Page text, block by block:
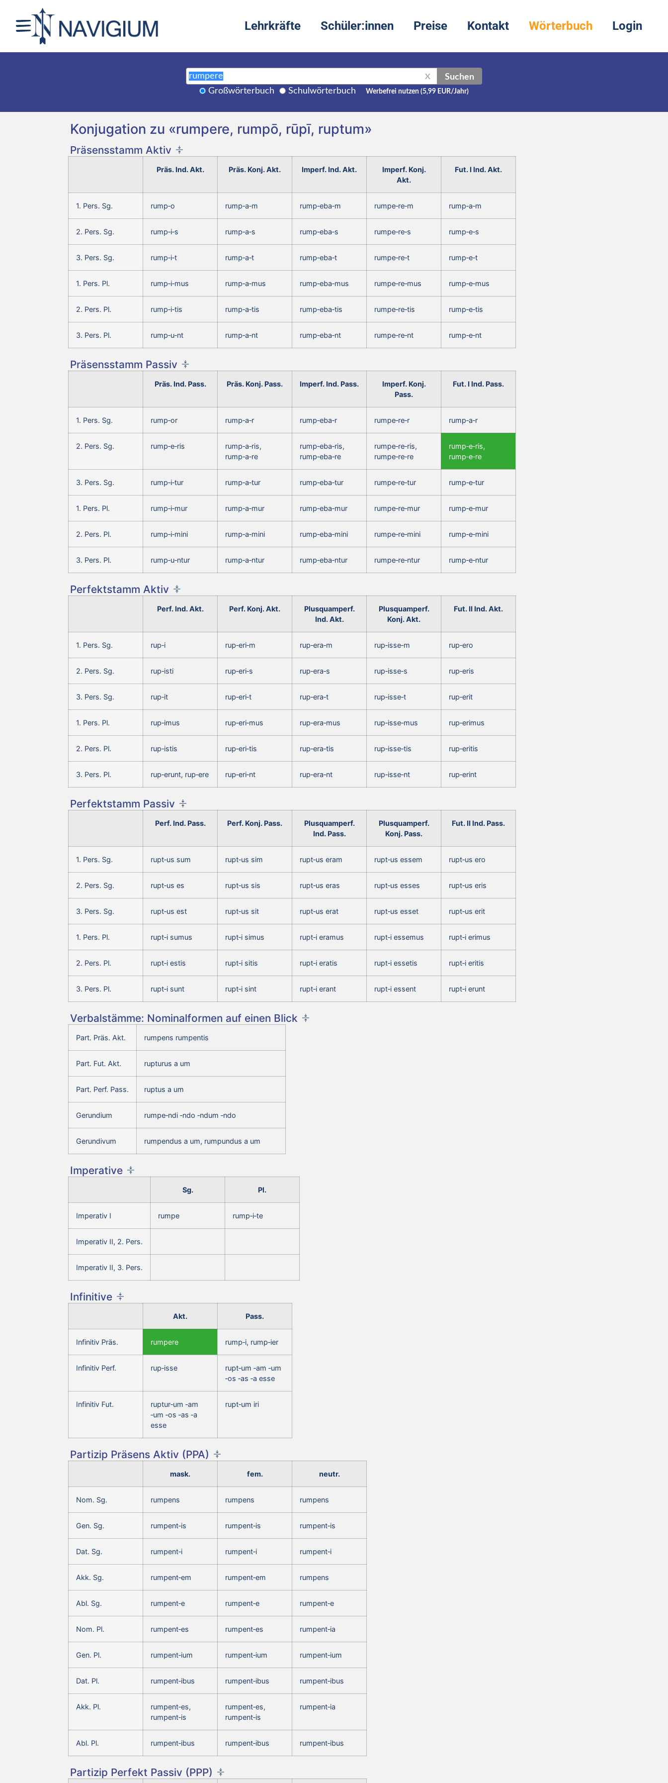
Lehrkräfte Schüler:innen Preise Kontakt Wörterbuch Login
X Suchen
Großwörterbuch Schulwörterbuch Werbefrei nutzen (5,99 EUR/Jahr)
Konjugation zu «rumpere, rumpō, rūpī, ruptum»
Präsensstamm Aktiv
Präs. Ind. Akt. Präs. Konj. Akt. Imperf. Ind. Akt.
Imperf. Konj.
Akt.
Fut. I Ind. Akt.
1. Pers. Sg. rump‑o rump‑a‑m rump‑eba‑m rumpe‑re‑m rump‑a‑m
2. Pers. Sg. rump‑i‑s rump‑a‑s rump‑eba‑s rumpe‑re‑s rump‑e‑s
3. Pers. Sg. rump‑i‑t rump‑a‑t rump‑eba‑t rumpe‑re‑t rump‑e‑t
1. Pers. Pl. rump‑i‑mus rump‑a‑mus rump‑eba‑mus rumpe‑re‑mus rump‑e‑mus
2. Pers. Pl. rump‑i‑tis rump‑a‑tis rump‑eba‑tis rumpe‑re‑tis rump‑e‑tis
3. Pers. Pl. rump‑u‑nt rump‑a‑nt rump‑eba‑nt rumpe‑re‑nt rump‑e‑nt
Präsensstamm Passiv
Präs. Ind. Pass. Präs. Konj. Pass. Imperf. Ind. Pass.
Imperf. Konj.
Pass.
Fut. I Ind. Pass.
1. Pers. Sg. rump‑or rump‑a‑r rump‑eba‑r rumpe‑re‑r rump‑a‑r
2. Pers. Sg. rump‑e‑ris
rump‑a‑ris,
rump‑a‑re
rump‑eba‑ris,
rump‑eba‑re
rumpe‑re‑ris,
rumpe‑re‑re
rump‑e‑ris,
rump‑e‑re
3. Pers. Sg. rump‑i‑tur rump‑a‑tur rump‑eba‑tur rumpe‑re‑tur rump‑e‑tur
1. Pers. Pl. rump‑i‑mur rump‑a‑mur rump‑eba‑mur rumpe‑re‑mur rump‑e‑mur
2. Pers. Pl. rump‑i‑mini rump‑a‑mini rump‑eba‑mini rumpe‑re‑mini rump‑e‑mini
3. Pers. Pl. rump‑u‑ntur rump‑a‑ntur rump‑eba‑ntur rumpe‑re‑ntur rump‑e‑ntur
Perfektstamm Aktiv
Perf. Ind. Akt. Perf. Konj. Akt.
Plusquamperf.
Ind. Akt.
Plusquamperf.
Konj. Akt.
Fut. II Ind. Akt.
1. Pers. Sg. rup‑i rup‑eri‑m rup‑era‑m rup‑isse‑m rup‑ero
2. Pers. Sg. rup‑isti rup‑eri‑s rup‑era‑s rup‑isse‑s rup‑eris
3. Pers. Sg. rup‑it rup‑eri‑t rup‑era‑t rup‑isse‑t rup‑erit
1. Pers. Pl. rup‑imus rup‑eri‑mus rup‑era‑mus rup‑isse‑mus rup‑erimus
2. Pers. Pl. rup‑istis rup‑eri‑tis rup‑era‑tis rup‑isse‑tis rup‑eritis
3. Pers. Pl. rup‑erunt, rup‑ere rup‑eri‑nt rup‑era‑nt rup‑isse‑nt rup‑erint
Perfektstamm Passiv
Perf. Ind. Pass. Perf. Konj. Pass.
Plusquamperf.
Ind. Pass.
Plusquamperf.
Konj. Pass.
Fut. II Ind. Pass.
1. Pers. Sg. rupt‑us sum rupt‑us sim rupt‑us eram rupt‑us essem rupt‑us ero
2. Pers. Sg. rupt‑us es rupt‑us sis rupt‑us eras rupt‑us esses rupt‑us eris
3. Pers. Sg. rupt‑us est rupt‑us sit rupt‑us erat rupt‑us esset rupt‑us erit
1. Pers. Pl. rupt‑i sumus rupt‑i simus rupt‑i eramus rupt‑i essemus rupt‑i erimus
2. Pers. Pl. rupt‑i estis rupt‑i sitis rupt‑i eratis rupt‑i essetis rupt‑i eritis
3. Pers. Pl. rupt‑i sunt rupt‑i sint rupt‑i erant rupt‑i essent rupt‑i erunt
Verbalstämme: Nominalformen auf einen Blick
Part. Präs. Akt. rumpens rumpentis
Part. Fut. Akt. rupturus a um
Part. Perf. Pass. ruptus a um
Gerundium rumpe‑ndi ‑ndo ‑ndum ‑ndo
Gerundivum rumpendus a um, rumpundus a um
Imperative
Sg. Pl.
Imperativ I rumpe rump‑i‑te
Imperativ II, 2. Pers.
Imperativ II, 3. Pers.
Infinitive
Akt. Pass.
Infinitiv Präs. rumpere rump‑i, rump‑ier
Infinitiv Perf. rup‑isse
rupt‑um ‑am ‑um
‑os ‑as ‑a esse
Infinitiv Fut.
ruptur‑um ‑am
‑um ‑os ‑as ‑a
esse
rupt‑um iri
Partizip Präsens Aktiv (PPA)
mask. fem. neutr.
Nom. Sg. rumpens rumpens rumpens
Gen. Sg. rumpent‑is rumpent‑is rumpent‑is
Dat. Sg. rumpent‑i rumpent‑i rumpent‑i
Akk. Sg. rumpent‑em rumpent‑em rumpens
Abl. Sg. rumpent‑e rumpent‑e rumpent‑e
Nom. Pl. rumpent‑es rumpent‑es rumpent‑ia
Gen. Pl. rumpent‑ium rumpent‑ium rumpent‑ium
Dat. Pl. rumpent‑ibus rumpent‑ibus rumpent‑ibus
Akk. Pl.
rumpent‑es,
rumpent‑is
rumpent‑es,
rumpent‑is
rumpent‑ia
Abl. Pl. rumpent‑ibus rumpent‑ibus rumpent‑ibus
Partizip Perfekt Passiv (PPP)